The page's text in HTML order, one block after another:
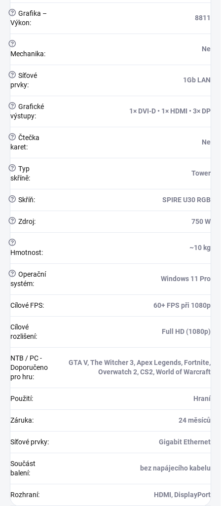
? Grafika –
Výkon:
8811
?
Mechanika:
Ne
? Síťové
prvky:
1Gb LAN
? Grafické
výstupy:
1× DVI-D • 1× HDMI • 3× DP
? Čtečka
karet:
Ne
? Typ
skříně:
Tower
? Skříň: SPIRE U30 RGB
? Zdroj: 750 W
?
Hmotnost:
~10 kg
? Operační
systém:
Windows 11 Pro
Cílové FPS: 60+ FPS při 1080p
Cílové
rozlišení:
Full HD (1080p)
NTB / PC -
Doporučeno
pro hru:
GTA V, The Witcher 3, Apex Legends, Fortnite,
Overwatch 2, CS2, World of Warcraft
Použití: Hraní
Záruka: 24 měsíců
Síťové prvky: Gigabit Ethernet
Součást
balení:
bez napájecího kabelu
Rozhraní: HDMI, DisplayPort